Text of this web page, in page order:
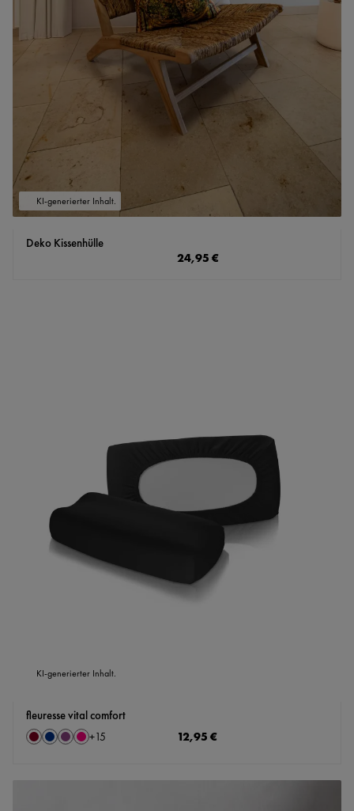
KI-generierter Inhalt.
Deko Kissenhülle
Regulärer Preis:
24,95 €
KI-generierter Inhalt.
fleuresse vital comfort
Farbeauswählen
Bordeaux
Marine
Pflaume
Rosé
+15 Regulärer Preis:
12,95 €